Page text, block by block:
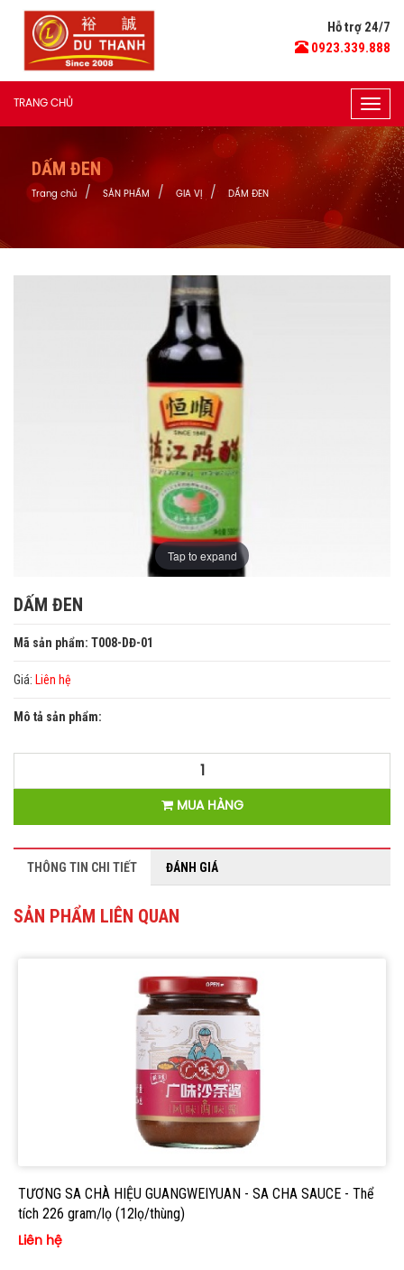
Hỗ trợ 24/7
0923.339.888
TRANG CHỦ
DẤM ĐEN
Trang chủ SẢN PHẨM GIA VỊ DẤM ĐEN
Tap to expand
DẤM ĐEN
Mã sản phẩm: T008-DĐ-01
Giá: Liên hệ
Mô tả sản phẩm:
MUA HÀNG
THÔNG TIN CHI TIẾT ĐÁNH GIÁ
SẢN PHẨM LIÊN QUAN
TƯƠNG SA CHÀ HIỆU GUANGWEIYUAN - SA CHA SAUCE - Thể
tích 226 gram/lọ (12lọ/thùng)
Liên hệ